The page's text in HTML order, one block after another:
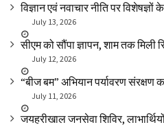
विज्ञान एवं नवाचार नीति पर
July 13, 2026
सीएम को सौंपा ज्ञापन, शाम तक मिली
July 12, 2026
“बीज बम” अभियान पर्यावरण संरक्षण
July 11, 2026
जयहरीखाल जनसेवा शिविर,